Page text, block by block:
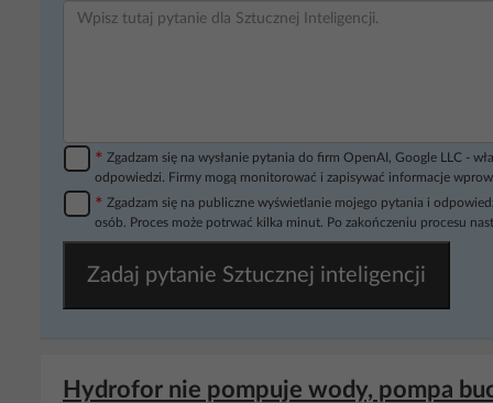
* Zgadzam się na wysłanie pytania do firm OpenAI, Google LLC -
odpowiedzi. Firmy mogą monitorować i zapisywać informacje
* Zgadzam się na publiczne wyświetlanie mojego pytania i
osób. Proces może potrwać kilka minut. Po zakończeniu procesu
Zadaj pytanie Sztucznej inteligencji
Hydrofor nie pompuje wody, pompa